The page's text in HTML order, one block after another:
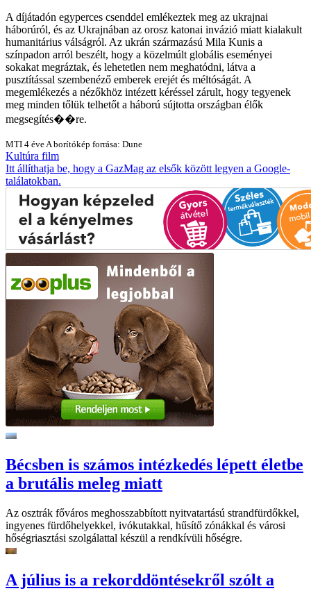
A díjátadón egyperces csenddel emlékeztek meg az ukrajnai
háborúról, és az Ukrajnában az orosz katonai invázió miatt kialakult
humanitárius válságról. Az ukrán származású Mila Kunis a
színpadon arról beszélt, hogy a közelmúlt globális eseményei
sokakat megráztak, és lehetetlen nem meghatódni, látva a
pusztítással szembenéző emberek erejét és méltóságát. A
megemlékezés a nézőkhöz intézett kéréssel zárult, hogy tegyenek
meg minden tőlük telhetőt a háború sújtotta országban élők
megsegítés��re.
MTI 4 éve A borítókép forrása: Dune
Kultúra film
Itt állíthatja be, hogy a GazMag az elsők között legyen a Google-
találatokban.
Bécsben is számos intézkedés lépett életbe
a brutális meleg miatt
Az osztrák főváros meghosszabbított nyitvatartású strandfürdőkkel,
ingyenes fürdőhelyekkel, ivókutakkal, hűsítő zónákkal és városi
hőségriasztási szolgálattal készül a rendkívüli hőségre.
A július is a rekorddöntésekről szólt a